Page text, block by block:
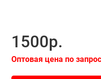
1500р.
Оптовая цена по